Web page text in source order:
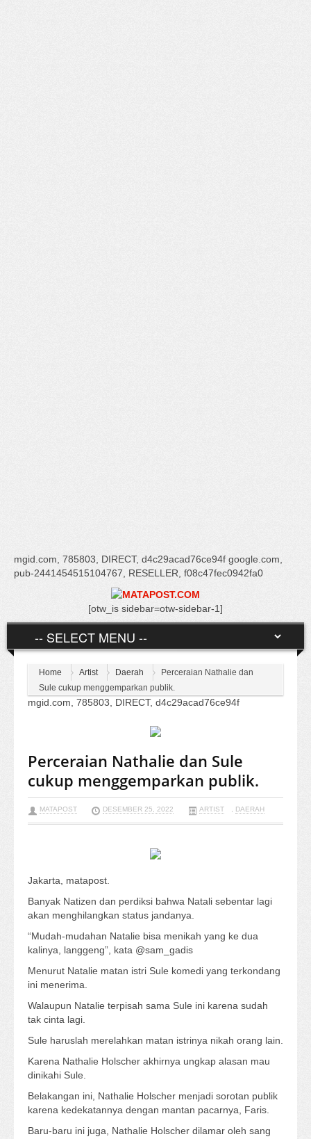
mgid.com, 785803, DIRECT, d4c29acad76ce94f google.com,
pub-2441454515104767, RESELLER, f08c47fec0942fa0
[otw_is sidebar=otw-sidebar-1]
Home Artist Daerah
Perceraian Nathalie dan
Sule cukup menggemparkan publik.
mgid.com, 785803, DIRECT, d4c29acad76ce94f
Perceraian Nathalie dan Sule
cukup menggemparkan publik.
MATAPOST DESEMBER 25, 2022 ARTIST , DAERAH
Jakarta, matapost.
Banyak Natizen dan perdiksi bahwa Natali sebentar lagi
akan menghilangkan status jandanya.
“Mudah-mudahan Natalie bisa menikah yang ke dua
kalinya, langgeng”, kata @sam_gadis
Menurut Natalie matan istri Sule komedi yang terkondang
ini menerima.
Walaupun Natalie terpisah sama Sule ini karena sudah
tak cinta lagi.
Sule haruslah merelahkan matan istrinya nikah orang lain.
Karena Nathalie Holscher akhirnya ungkap alasan mau
dinikahi Sule.
Belakangan ini, Nathalie Holscher menjadi sorotan publik
karena kedekatannya dengan mantan pacarnya, Faris.
Baru-baru ini juga, Nathalie Holscher dilamar oleh sang